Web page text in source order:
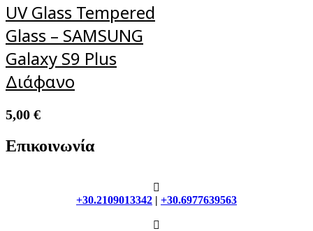
UV Glass Tempered
Glass – SAMSUNG
Galaxy S9 Plus
Διάφανο
5,00 €
Επικοινωνία
+30.2109013342 +30.6977639563